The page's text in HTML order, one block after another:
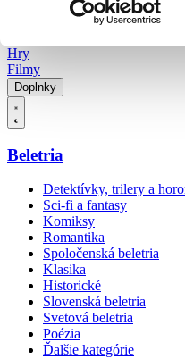
Hry
Filmy
Doplnky
Beletria
Detektívky, trilery a
Sci-fi a fantasy
Komiksy
Romantika
Spoločenská beletria
Klasika
Historické
Slovenská beletria
Svetová beletria
Poézia
Ďalšie kategórie